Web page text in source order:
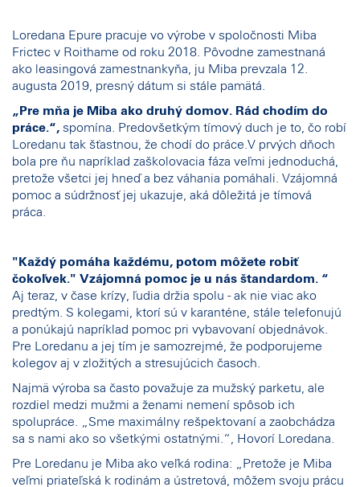
Loredana Epure pracuje vo výrobe v spoločnosti Miba
Frictec v Roithame od roku 2018. Pôvodne zamestnaná
ako leasingová zamestnankyňa, ju Miba prevzala 12.
augusta 2019, presný dátum si stále pamätá.
„Pre mňa je Miba ako druhý domov. Rád chodím do
práce.“, spomína. Predovšetkým tímový duch je to, čo robí
Loredanu tak šťastnou, že chodí do práce.V prvých dňoch
bola pre ňu napríklad zaškolovacia fáza veľmi jednoduchá,
pretože všetci jej hneď a bez váhania pomáhali. Vzájomná
pomoc a súdržnosť jej ukazuje, aká dôležitá je tímová
práca.
"Každý pomáha každému, potom môžete robiť
čokoľvek." Vzájomná pomoc je u nás štandardom. “
Aj teraz, v čase krízy, ľudia držia spolu - ak nie viac ako
predtým. S kolegami, ktorí sú v karanténe, stále telefonujú
a ponúkajú napríklad pomoc pri vybavovaní objednávok.
Pre Loredanu a jej tím je samozrejmé, že podporujeme
kolegov aj v zložitých a stresujúcich časoch.
Najmä výroba sa často považuje za mužský parketu, ale
rozdiel medzi mužmi a ženami nemení spôsob ich
spolupráce. „Sme maximálny rešpektovaní a zaobchádza
sa s nami ako so všetkými ostatnými.“, Hovorí Loredana.
Pre Loredanu je Miba ako veľká rodina: „Pretože je Miba
veľmi priateľská k rodinám a ústretová, môžem svoju prácu